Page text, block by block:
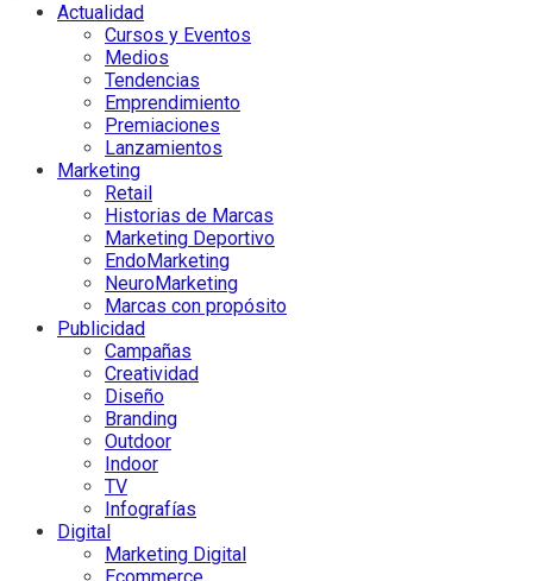
Actualidad
Cursos y Eventos
Medios
Tendencias
Emprendimiento
Premiaciones
Lanzamientos
Marketing
Retail
Historias de Marcas
Marketing Deportivo
EndoMarketing
NeuroMarketing
Marcas con propósito
Publicidad
Campañas
Creatividad
Diseño
Branding
Outdoor
Indoor
TV
Infografías
Digital
Marketing Digital